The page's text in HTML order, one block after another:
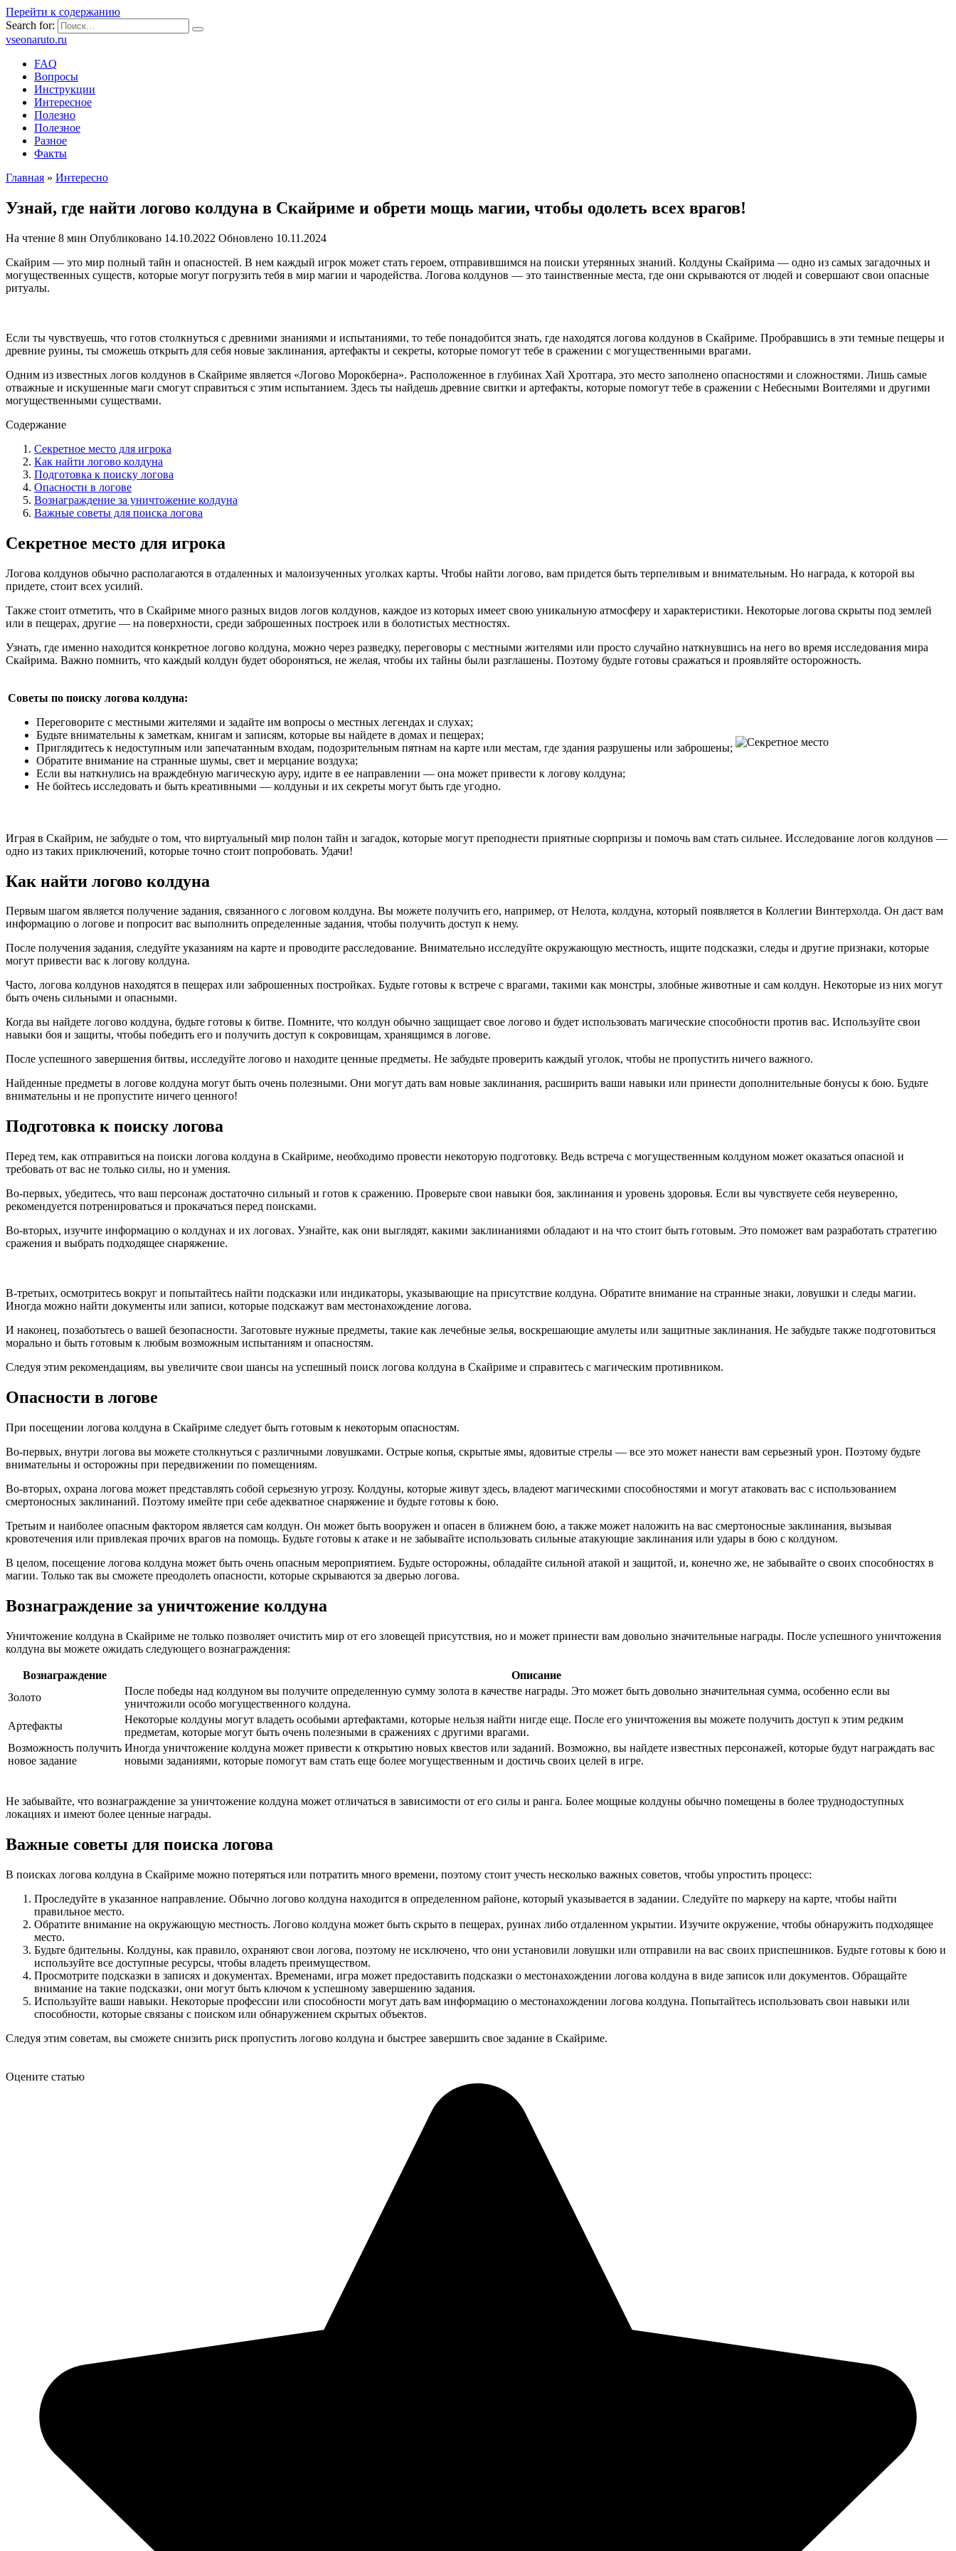
Перейти к содержанию
Search for:
vseonaruto.ru
FAQ
Вопросы
Инструкции
Интересное
Полезно
Полезное
Разное
Факты
Главная » Интересно
Узнай, где найти логово колдуна в Скайриме и обрети мощь магии, чтобы одолеть всех врагов!
На чтение 8 мин Опубликовано 14.10.2022 Обновлено 10.11.2024
Скайрим — это мир полный тайн и опасностей. В нем каждый игрок может стать героем, отправившимся на поиски утерянных знаний. Колдуны Скайрима — одно из самых загадочных и
могущественных существ, которые могут погрузить тебя в мир магии и чародейства. Логова колдунов — это таинственные места, где они скрываются от людей и совершают свои опасные
ритуалы.
Если ты чувствуешь, что готов столкнуться с древними знаниями и испытаниями, то тебе понадобится знать, где находятся логова колдунов в Скайриме. Пробравшись в эти темные пещеры и
древние руины, ты сможешь открыть для себя новые заклинания, артефакты и секреты, которые помогут тебе в сражении с могущественными врагами.
Одним из известных логов колдунов в Скайриме является «Логово Морокберна». Расположенное в глубинах Хай Хротгара, это место заполнено опасностями и сложностями. Лишь самые
отважные и искушенные маги смогут справиться с этим испытанием. Здесь ты найдешь древние свитки и артефакты, которые помогут тебе в сражении с Небесными Воителями и другими
могущественными существами.
Содержание
Секретное место для игрока
Как найти логово колдуна
Подготовка к поиску логова
Опасности в логове
Вознаграждение за уничтожение колдуна
Важные советы для поиска логова
Секретное место для игрока
Логова колдунов обычно располагаются в отдаленных и малоизученных уголках карты. Чтобы найти логово, вам придется быть терпеливым и внимательным. Но награда, к которой вы
придете, стоит всех усилий.
Также стоит отметить, что в Скайриме много разных видов логов колдунов, каждое из которых имеет свою уникальную атмосферу и характеристики. Некоторые логова скрыты под землей
или в пещерах, другие — на поверхности, среди заброшенных построек или в болотистых местностях.
Узнать, где именно находится конкретное логово колдуна, можно через разведку, переговоры с местными жителями или просто случайно наткнувшись на него во время исследования мира
Скайрима. Важно помнить, что каждый колдун будет обороняться, не желая, чтобы их тайны были разглашены. Поэтому будьте готовы сражаться и проявляйте осторожность.
Советы по поиску логова колдуна:
Переговорите с местными жителями и задайте им вопросы о местных легендах и слухах;
Будьте внимательны к заметкам, книгам и записям, которые вы найдете в домах и пещерах;
Приглядитесь к недоступным или запечатанным входам, подозрительным пятнам на карте или местам, где здания разрушены или заброшены;
Обратите внимание на странные шумы, свет и мерцание воздуха;
Если вы наткнулись на враждебную магическую ауру, идите в ее направлении — она может привести к логову колдуна;
Не бойтесь исследовать и быть креативными — колдуньи и их секреты могут быть где угодно.
Играя в Скайрим, не забудьте о том, что виртуальный мир полон тайн и загадок, которые могут преподнести приятные сюрпризы и помочь вам стать сильнее. Исследование логов колдунов —
одно из таких приключений, которые точно стоит попробовать. Удачи!
Как найти логово колдуна
Первым шагом является получение задания, связанного с логовом колдуна. Вы можете получить его, например, от Нелота, колдуна, который появляется в Коллегии Винтерхолда. Он даст вам
информацию о логове и попросит вас выполнить определенные задания, чтобы получить доступ к нему.
После получения задания, следуйте указаниям на карте и проводите расследование. Внимательно исследуйте окружающую местность, ищите подсказки, следы и другие признаки, которые
могут привести вас к логову колдуна.
Часто, логова колдунов находятся в пещерах или заброшенных постройках. Будьте готовы к встрече с врагами, такими как монстры, злобные животные и сам колдун. Некоторые из них могут
быть очень сильными и опасными.
Когда вы найдете логово колдуна, будьте готовы к битве. Помните, что колдун обычно защищает свое логово и будет использовать магические способности против вас. Используйте свои
навыки боя и защиты, чтобы победить его и получить доступ к сокровищам, хранящимся в логове.
После успешного завершения битвы, исследуйте логово и находите ценные предметы. Не забудьте проверить каждый уголок, чтобы не пропустить ничего важного.
Найденные предметы в логове колдуна могут быть очень полезными. Они могут дать вам новые заклинания, расширить ваши навыки или принести дополнительные бонусы к бою. Будьте
внимательны и не пропустите ничего ценного!
Подготовка к поиску логова
Перед тем, как отправиться на поиски логова колдуна в Скайриме, необходимо провести некоторую подготовку. Ведь встреча с могущественным колдуном может оказаться опасной и
требовать от вас не только силы, но и умения.
Во-первых, убедитесь, что ваш персонаж достаточно сильный и готов к сражению. Проверьте свои навыки боя, заклинания и уровень здоровья. Если вы чувствуете себя неуверенно,
рекомендуется потренироваться и прокачаться перед поисками.
Во-вторых, изучите информацию о колдунах и их логовах. Узнайте, как они выглядят, какими заклинаниями обладают и на что стоит быть готовым. Это поможет вам разработать стратегию
сражения и выбрать подходящее снаряжение.
В-третьих, осмотритесь вокруг и попытайтесь найти подсказки или индикаторы, указывающие на присутствие колдуна. Обратите внимание на странные знаки, ловушки и следы магии.
Иногда можно найти документы или записи, которые подскажут вам местонахождение логова.
И наконец, позаботьтесь о вашей безопасности. Заготовьте нужные предметы, такие как лечебные зелья, воскрешающие амулеты или защитные заклинания. Не забудьте также подготовиться
морально и быть готовым к любым возможным испытаниям и опасностям.
Следуя этим рекомендациям, вы увеличите свои шансы на успешный поиск логова колдуна в Скайриме и справитесь с магическим противником.
Опасности в логове
При посещении логова колдуна в Скайриме следует быть готовым к некоторым опасностям.
Во-первых, внутри логова вы можете столкнуться с различными ловушками. Острые копья, скрытые ямы, ядовитые стрелы — все это может нанести вам серьезный урон. Поэтому будьте
внимательны и осторожны при передвижении по помещениям.
Во-вторых, охрана логова может представлять собой серьезную угрозу. Колдуны, которые живут здесь, владеют магическими способностями и могут атаковать вас с использованием
смертоносных заклинаний. Поэтому имейте при себе адекватное снаряжение и будьте готовы к бою.
Третьим и наиболее опасным фактором является сам колдун. Он может быть вооружен и опасен в ближнем бою, а также может наложить на вас смертоносные заклинания, вызывая
кровотечения или привлекая прочих врагов на помощь. Будьте готовы к атаке и не забывайте использовать сильные атакующие заклинания или удары в бою с колдуном.
В целом, посещение логова колдуна может быть очень опасным мероприятием. Будьте осторожны, обладайте сильной атакой и защитой, и, конечно же, не забывайте о своих способностях в
магии. Только так вы сможете преодолеть опасности, которые скрываются за дверью логова.
Вознаграждение за уничтожение колдуна
Уничтожение колдуна в Скайриме не только позволяет очистить мир от его зловещей присутствия, но и может принести вам довольно значительные награды. После успешного уничтожения
колдуна вы можете ожидать следующего вознаграждения:
Вознаграждение
Описание
Золото
После победы над колдуном вы получите определенную сумму золота в качестве награды. Это может быть довольно значительная сумма, особенно если вы
уничтожили особо могущественного колдуна.
Артефакты
Некоторые колдуны могут владеть особыми артефактами, которые нельзя найти нигде еще. После его уничтожения вы можете получить доступ к этим редким
предметам, которые могут быть очень полезными в сражениях с другими врагами.
Возможность получить
новое задание
Иногда уничтожение колдуна может привести к открытию новых квестов или заданий. Возможно, вы найдете известных персонажей, которые будут награждать вас
новыми заданиями, которые помогут вам стать еще более могущественным и достичь своих целей в игре.
Не забывайте, что вознаграждение за уничтожение колдуна может отличаться в зависимости от его силы и ранга. Более мощные колдуны обычно помещены в более труднодоступных
локациях и имеют более ценные награды.
Важные советы для поиска логова
В поисках логова колдуна в Скайриме можно потеряться или потратить много времени, поэтому стоит учесть несколько важных советов, чтобы упростить процесс:
Проследуйте в указанное направление. Обычно логово колдуна находится в определенном районе, который указывается в задании. Следуйте по маркеру на карте, чтобы найти
правильное место.
Обратите внимание на окружающую местность. Логово колдуна может быть скрыто в пещерах, руинах либо отдаленном укрытии. Изучите окружение, чтобы обнаружить подходящее
место.
Будьте бдительны. Колдуны, как правило, охраняют свои логова, поэтому не исключено, что они установили ловушки или отправили на вас своих приспешников. Будьте готовы к бою и
используйте все доступные ресурсы, чтобы владеть преимуществом.
Просмотрите подсказки в записях и документах. Временами, игра может предоставить подсказки о местонахождении логова колдуна в виде записок или документов. Обращайте
внимание на такие подсказки, они могут быть ключом к успешному завершению задания.
Используйте ваши навыки. Некоторые профессии или способности могут дать вам информацию о местонахождении логова колдуна. Попытайтесь использовать свои навыки или
способности, которые связаны с поиском или обнаружением скрытых объектов.
Следуя этим советам, вы сможете снизить риск пропустить логово колдуна и быстрее завершить свое задание в Скайриме.
Оцените статью